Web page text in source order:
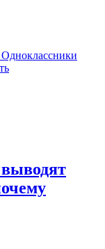
Одноклассники